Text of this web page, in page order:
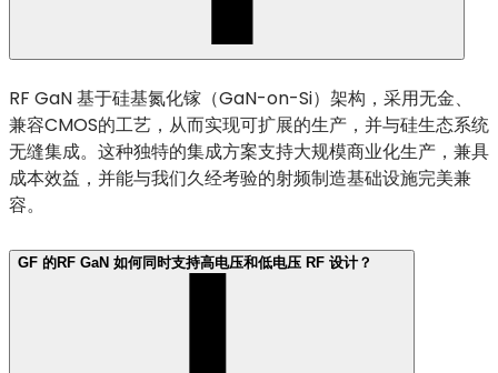
RF GaN 基于硅基氮化镓（GaN-on-Si）架构，采用无金、
兼容CMOS的工艺，从而实现可扩展的生产，并与硅生态系统
无缝集成。这种独特的集成方案支持大规模商业化生产，兼具
成本效益，并能与我们久经考验的射频制造基础设施完美兼
容。
GF 的RF GaN 如何同时支持高电压和低电压 RF 设计？